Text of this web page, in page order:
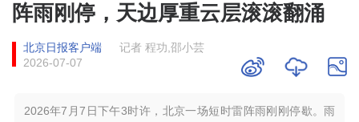
阵雨刚停，天边厚重云层滚滚翻涌
北京日报客户端
记者 程功,邵小芸
2026-07-07
2026年7月7日下午3时许，北京一场短时雷阵雨刚刚停歇。雨